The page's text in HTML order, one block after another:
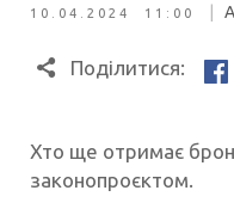
10.04.2024 11:00
Поділитися:
Хто ще отримає
законопроєктом.